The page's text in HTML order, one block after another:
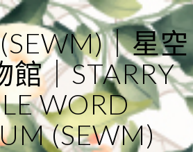
｜星空
館｜STARRY
WORD
(SEWM)